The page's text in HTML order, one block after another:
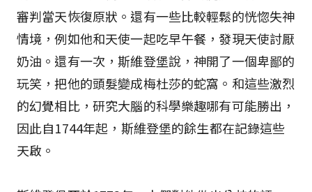
審判當天恢復原狀。還有一些比較輕鬆的恍惚失神
情境，例如他和天使一起吃早午餐，發現天使討厭
奶油。還有一次，斯維登堡說，神開了一個卑鄙的
玩笑，把他的頭髮變成梅杜莎的蛇窩。和這些激烈
的幻覺相比，研究大腦的科學樂趣哪有可能勝出，
因此自1744年起，斯維登堡的餘生都在記錄這些
天啟。